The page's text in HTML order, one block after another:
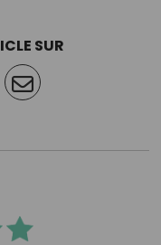
SUR